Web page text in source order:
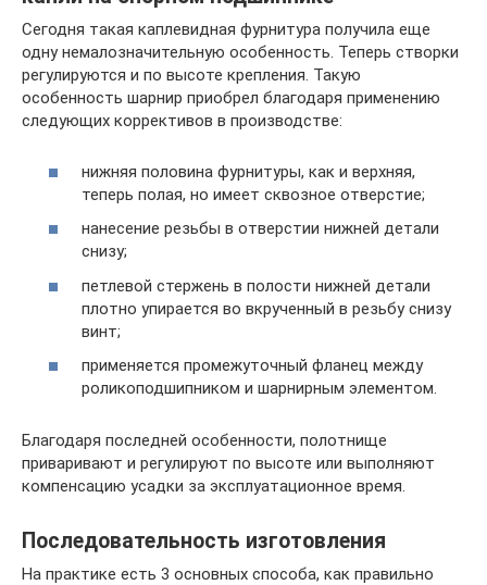
Сегодня такая каплевидная фурнитура получила еще
одну немалозначительную особенность. Теперь створки
регулируются и по высоте крепления. Такую
особенность шарнир приобрел благодаря применению
следующих коррективов в производстве:
нижняя половина фурнитуры, как и верхняя,
теперь полая, но имеет сквозное отверстие;
нанесение резьбы в отверстии нижней детали
снизу;
петлевой стержень в полости нижней детали
плотно упирается во вкрученный в резьбу снизу
винт;
применяется промежуточный фланец между
роликоподшипником и шарнирным элементом.
Благодаря последней особенности, полотнище
приваривают и регулируют по высоте или выполняют
компенсацию усадки за эксплуатационное время.
Последовательность изготовления
На практике есть 3 основных способа, как правильно